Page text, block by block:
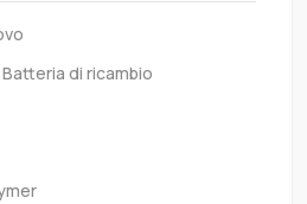
Batteria di ricambio